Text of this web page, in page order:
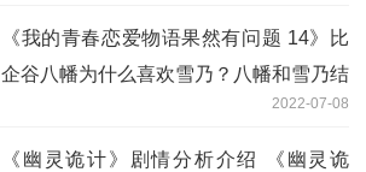
《我的青春恋爱物语果然有问题 14》比
企谷八幡为什么喜欢雪乃？八幡和雪乃结
2022-07-08
《幽灵诡计》剧情分析介绍 《幽灵诡